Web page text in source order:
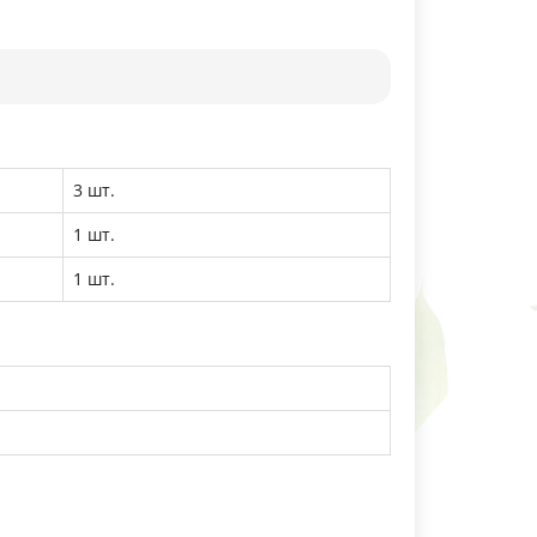
3 шт.
1 шт.
1 шт.